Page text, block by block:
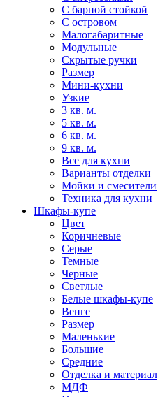
С барной стойкой
С островом
Малогабаритные
Модульные
Скрытые ручки
Размер
Мини-кухни
Узкие
3 кв. м.
5 кв. м.
6 кв. м.
9 кв. м.
Все для кухни
Варианты отделки
Мойки и смесители
Техника для кухни
Шкафы-купе
Цвет
Коричневые
Серые
Темные
Черные
Светлые
Белые шкафы-купе
Венге
Размер
Маленькие
Большие
Средние
Отделка и материал
МДФ